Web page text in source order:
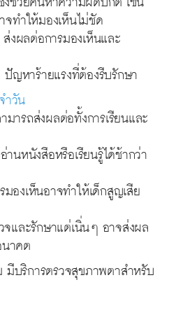
จทำให้มองเห็นไม่ชัด
งผลต่อการมองเห็นและ
ปัญหาร้ายแรงที่ต้องรีบรักษา
ำวัน
ารถส่งผลต่อทั้งการเรียนและ
นหนังสือหรือเรียนรู้ได้ช้ากว่า
องเห็นอาจทำให้เด็กสูญเสีย
จและรักษาแต่เนิ่นๆ อาจส่งผล
าคต
มีบริการตรวจสุขภาพตาสำหรับ